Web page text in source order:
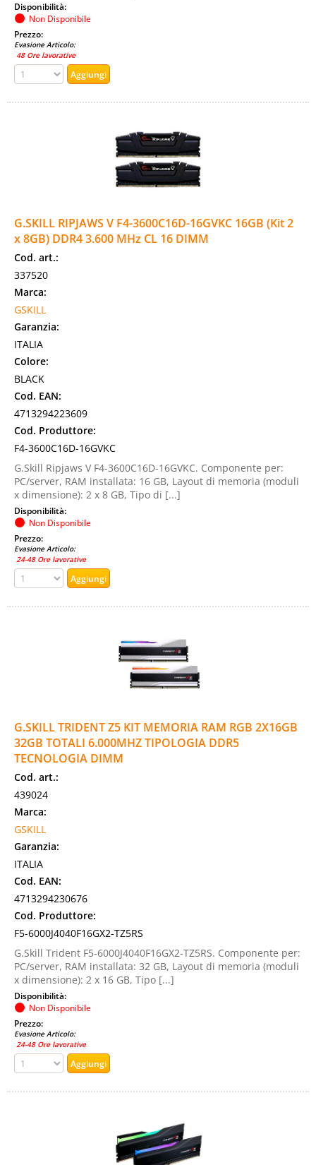
Disponibilità:
Non Disponibile
Prezzo:
Evasione Articolo:
48 Ore lavorative
G.SKILL RIPJAWS V F4-3600C16D-16GVKC 16GB (Kit 2
x 8GB) DDR4 3.600 MHz CL 16 DIMM
Cod. art.:
337520
Marca:
GSKILL
Garanzia:
ITALIA
Colore:
BLACK
Cod. EAN:
4713294223609
Cod. Produttore:
F4-3600C16D-16GVKC
G.Skill Ripjaws V F4-3600C16D-16GVKC. Componente per:
PC/server, RAM installata: 16 GB, Layout di memoria (moduli
x dimensione): 2 x 8 GB, Tipo di [...]
Disponibilità:
Non Disponibile
Prezzo:
Evasione Articolo:
24-48 Ore lavorative
G.SKILL TRIDENT Z5 KIT MEMORIA RAM RGB 2X16GB
32GB TOTALI 6.000MHZ TIPOLOGIA DDR5
TECNOLOGIA DIMM
Cod. art.:
439024
Marca:
GSKILL
Garanzia:
ITALIA
Cod. EAN:
4713294230676
Cod. Produttore:
F5-6000J4040F16GX2-TZ5RS
G.Skill Trident F5-6000J4040F16GX2-TZ5RS. Componente per:
PC/server, RAM installata: 32 GB, Layout di memoria (moduli
x dimensione): 2 x 16 GB, Tipo [...]
Disponibilità:
Non Disponibile
Prezzo:
Evasione Articolo:
24-48 Ore lavorative